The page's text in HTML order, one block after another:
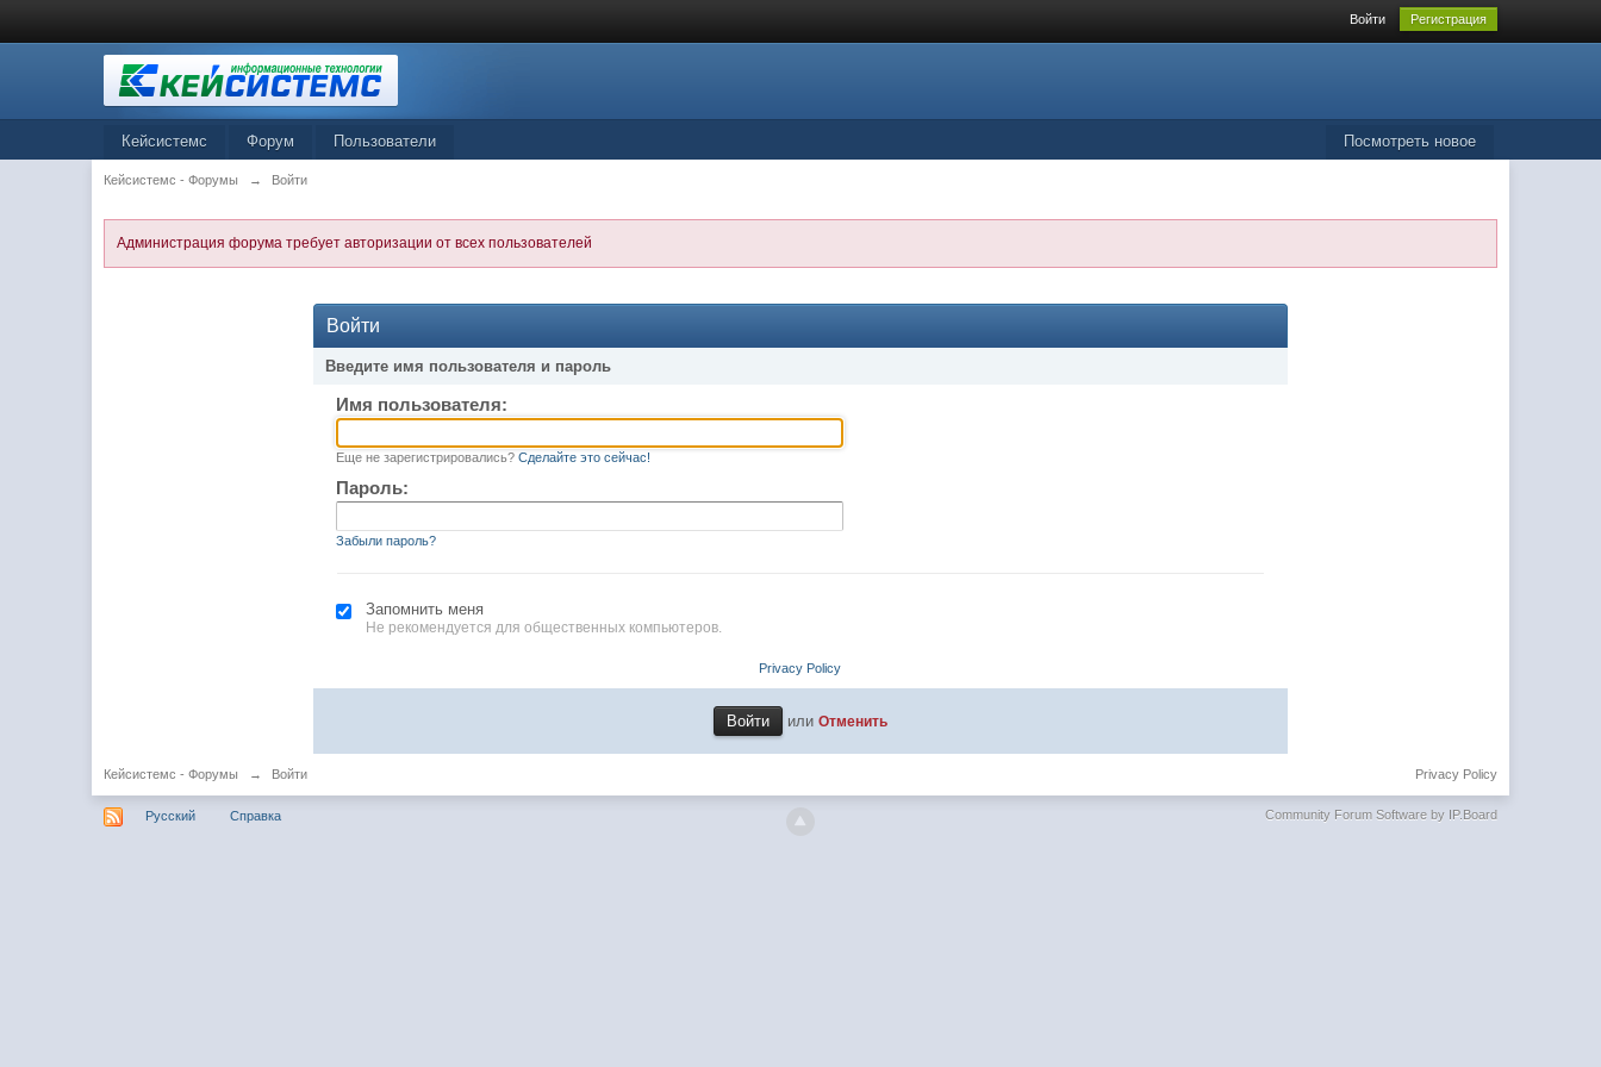
Войти Регистрация
Посмотреть новое
Кейсистемс Форум Пользователи
Кейсистемс - Форумы → Войти
Администрация форума требует авторизации от всех пользователей
Войти
Введите имя пользователя и пароль
Имя пользователя:
Еще не зарегистрировались? Сделайте это сейчас!
Пароль:
Забыли пароль?
Запомнить меня
Не рекомендуется для общественных компьютеров.
Privacy Policy
или Отменить
Кейсистемс - Форумы → Войти Privacy Policy
Русский Справка Community Forum Software by IP.Board